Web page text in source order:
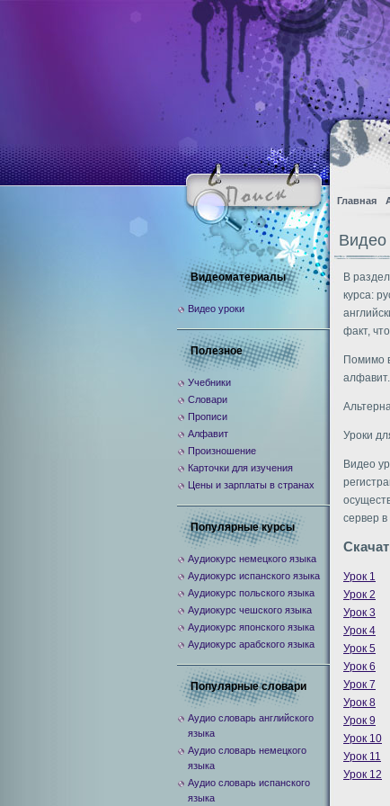
Главная
Видео
В
курса:
факт,
Помимо
алфавит.
Уроки
Видео
сервер
Урок 1
Урок 2
Урок 3
Урок 4
Урок 5
Урок 6
Урок 7
Урок 8
Урок 9
Урок 10
Урок 11
Урок 12
Видеоматериалы
Видео уроки
Полезное
Учебники
Словари
Прописи
Алфавит
Произношение
Карточки для изучения
Цены и зарплаты в странах
Популярные курсы
Аудиокурс немецкого языка
Аудиокурс испанского языка
Аудиокурс польского языка
Аудиокурс чешского языка
Аудиокурс японского языка
Аудиокурс арабского языка
Популярные словари
Аудио словарь английского
языка
Аудио словарь немецкого
языка
Аудио словарь испанского
языка